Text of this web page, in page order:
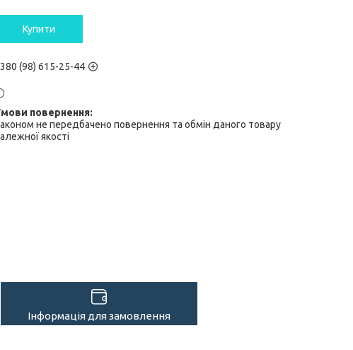
Купити
(98) 615-25-44
не передбачено повернення та обмін даного товару
якості
Інформація для замовлення